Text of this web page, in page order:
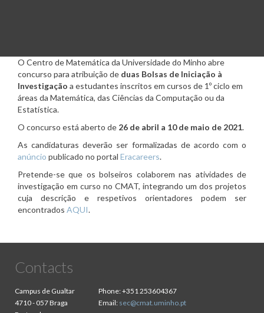
O Centro de Matemática da Universidade do Minho abre
concurso para atribuição de duas Bolsas de Iniciação à
Investigação a estudantes inscritos em cursos de 1º ciclo em
áreas da Matemática, das Ciências da Computação ou da
Estatística.
O concurso está aberto de 26 de abril a 10 de maio de 2021.
As candidaturas deverão ser formalizadas de acordo com o
anúncio publicado no portal Eracareers.
Pretende-se que os bolseiros colaborem nas atividades de
investigação em curso no CMAT, integrando um dos projetos
cuja descrição e respetivos orientadores podem ser
encontrados AQUI.
Contacts
Campus de Gualtar
4710 - 057 Braga
Phone:+351 253604367
Email: sec@cmat.uminho.pt